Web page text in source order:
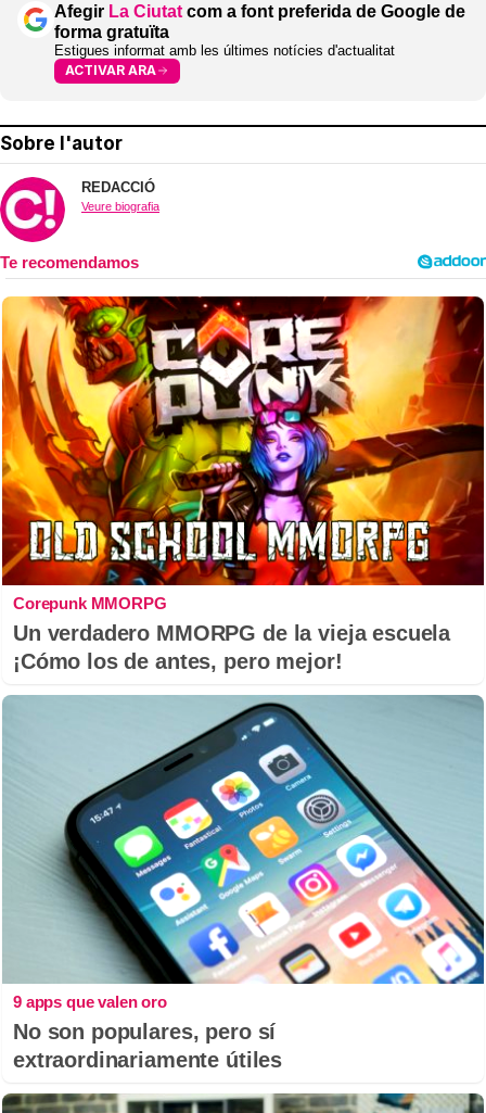
Afegir La Ciutat com a font preferida de Google de
forma gratuïta
Estigues informat amb les últimes notícies d'actualitat
ACTIVAR ARA
Sobre l'autor
REDACCIÓ
Veure biografia
Corepunk MMORPG
Un verdadero MMORPG de la vieja escuela
¡Cómo los de antes, pero mejor!
9 apps que valen oro
No son populares, pero sí
extraordinariamente útiles